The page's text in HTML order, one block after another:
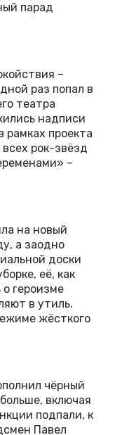
парад
–
раз попал в
театра
надписи
рамках проекта
рок-звёзд
–
на новый
а заодно
доски
её, как
героизме
в утиль.
жёсткого
чёрный
включая
подпали, к
Павел